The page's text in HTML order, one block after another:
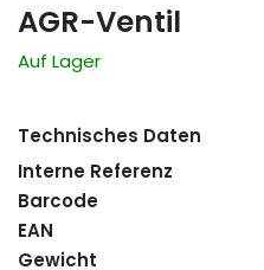
AGR-Ventil
Auf Lager
Technisches Daten
Interne Referenz
Barcode
EAN
Gewicht